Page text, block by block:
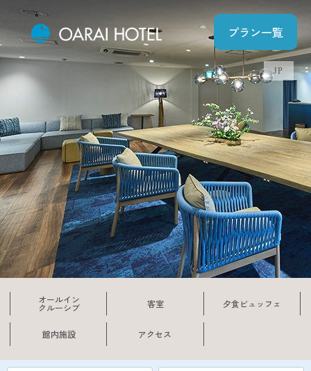
プラン一覧
JP
オールイン
クルーシブ 客室 夕食ビュッフェ
館内施設 アクセス